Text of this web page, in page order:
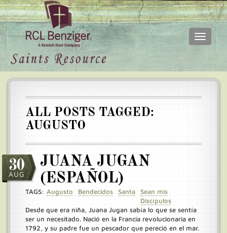
Skip
Toggle
Main
ALL POSTS TAGGED:
AUGUSTO
30
AUG
JUANA JUGAN
(ESPAÑOL)
TAGS: Augusto Bendecidos Santa
Sean mis
Discípulos
Desde que era niña, Juana Jugan sabía lo que se sentía
ser un necesitado. Nació en la Francia revolucionaria en
1792, y su padre fue un pescador que pereció en el mar.